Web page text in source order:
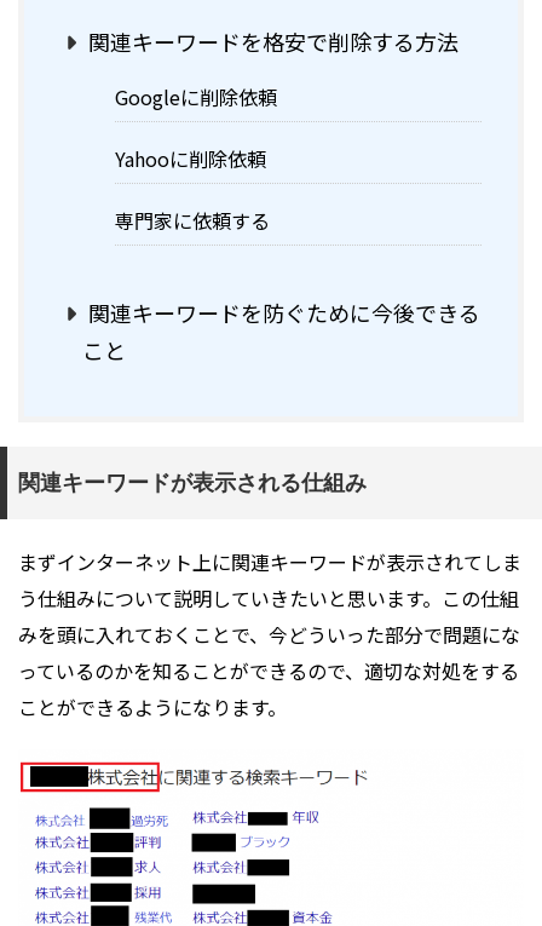
関連キーワードを格安で削除する方法
Googleに削除依頼
Yahooに削除依頼
専門家に依頼する
関連キーワードを防ぐために今後できる
こと
関連キーワードが表示される仕組み
まずインターネット上に関連キーワードが表示されてしま
う仕組みについて説明していきたいと思います。この仕組
みを頭に入れておくことで、今どういった部分で問題にな
っているのかを知ることができるので、適切な対処をする
ことができるようになります。